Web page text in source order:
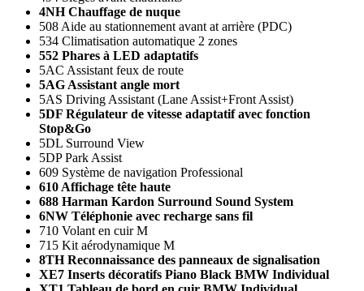
4NH Chauffage de nuque
508 Aide au stationnement avant at arrière (PDC)
534 Climatisation automatique 2 zones
552 Phares à LED adaptatifs
5AC Assistant feux de route
5AG Assistant angle mort
5AS Driving Assistant (Lane Assist+Front Assist)
5DF Régulateur de vitesse adaptatif avec fonction
Stop&Go
5DL Surround View
5DP Park Assist
609 Système de navigation Professional
610 Affichage tête haute
688 Harman Kardon Surround Sound System
6NW Téléphonie avec recharge sans fil
710 Volant en cuir M
715 Kit aérodynamique M
8TH Reconnaissance des panneaux de signalisation
XE7 Inserts décoratifs Piano Black BMW Individual